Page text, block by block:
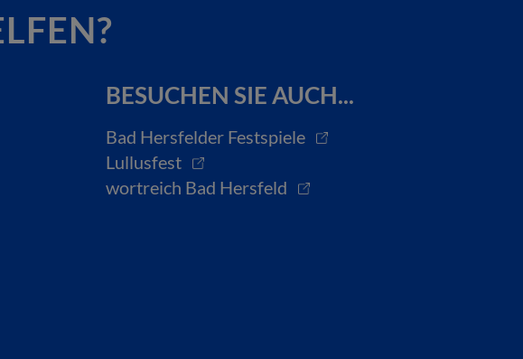
BESUCHEN SIE AUCH...
Bad Hersfelder Festspiele
Lullusfest
wortreich Bad Hersfeld